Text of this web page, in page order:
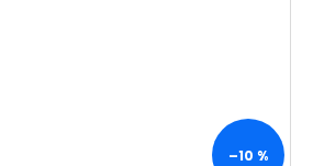
–10 %